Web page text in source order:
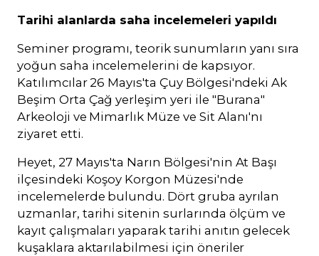
Tarihi alanlarda saha incelemeleri yapıldı
Seminer programı, teorik sunumların yanı sıra
yoğun saha incelemelerini de kapsıyor.
Katılımcılar 26 Mayıs'ta Çuy Bölgesi'ndeki Ak
Beşim Orta Çağ yerleşim yeri ile "Burana"
Arkeoloji ve Mimarlık Müze ve Sit Alanı'nı
ziyaret etti.
Heyet, 27 Mayıs'ta Narın Bölgesi'nin At Başı
ilçesindeki Koşoy Korgon Müzesi'nde
incelemelerde bulundu. Dört gruba ayrılan
uzmanlar, tarihi sitenin surlarında ölçüm ve
kayıt çalışmaları yaparak tarihi anıtın gelecek
kuşaklara aktarılabilmesi için öneriler